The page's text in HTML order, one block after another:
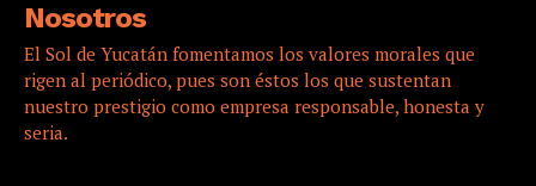
Nosotros
El Sol de Yucatán fomentamos los valores morales que
rigen al periódico, pues son éstos los que sustentan
nuestro prestigio como empresa responsable, honesta y
seria.